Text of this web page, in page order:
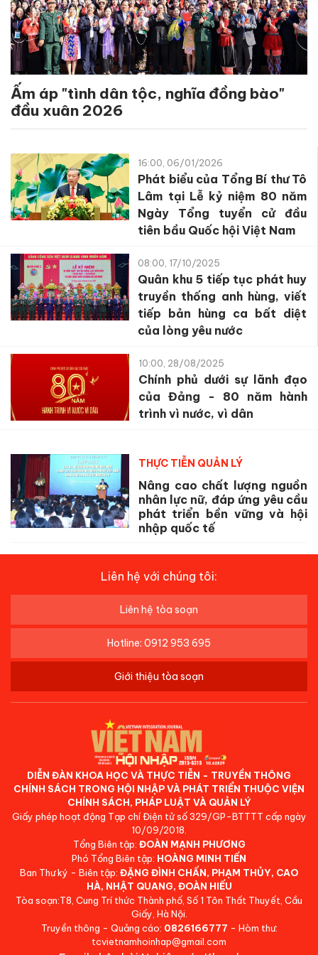
Ấm áp "tình dân tộc, nghĩa đồng bào"
đầu xuân 2026
16:00, 06/01/2026
Phát biểu của Tổng Bí thư Tô
Lâm tại Lễ kỷ niệm 80 năm
Ngày Tổng tuyển cử đầu
tiên bầu Quốc hội Việt Nam
08:00, 17/10/2025
Quân khu 5 tiếp tục phát huy
truyền thống anh hùng, viết
tiếp bản hùng ca bất diệt
của lòng yêu nước
10:00, 28/08/2025
Chính phủ dưới sự lãnh đạo
của Đảng - 80 năm hành
trình vì nước, vì dân
THỰC TIỄN QUẢN LÝ
Nâng cao chất lượng nguồn
nhân lực nữ, đáp ứng yêu cầu
phát triển bền vững và hội
nhập quốc tế
Liên hệ với chúng tôi:
Liên hệ tòa soạn
Hotline: 0912 953 695
Giới thiệu tòa soạn
DIỄN ĐÀN KHOA HỌC VÀ THỰC TIỄN - TRUYỀN THÔNG
CHÍNH SÁCH TRONG HỘI NHẬP VÀ PHÁT TRIỂN THUỘC VIỆN
CHÍNH SÁCH, PHÁP LUẬT VÀ QUẢN LÝ
Giấy phép hoạt động Tạp chí Điện tử số 329/GP-BTTTT cấp ngày
10/09/2018.
Tổng Biên tập: ĐOÀN MẠNH PHƯƠNG
Phó Tổng Biên tập: HOÀNG MINH TIẾN
Ban Thư ký - Biên tập: ĐẶNG ĐÌNH CHẤN, PHẠM THỦY, CAO
HÀ, NHẬT QUANG, ĐOÀN HIẾU
Tòa soạn:T8, Cung Trí thức Thành phố, Số 1 Tôn Thất Thuyết, Cầu
Giấy, Hà Nội.
Truyền thông - Quảng cáo: 0826166777 - Hòm thư:
tcvietnamhoinhap@gmail.com